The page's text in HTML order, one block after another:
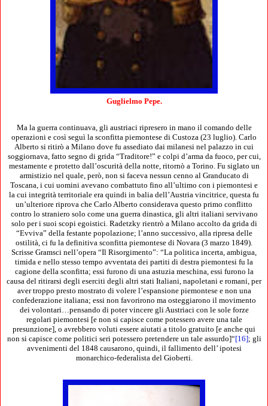
Guglielmo Pepe.
Ma la guerra continuava, gli austriaci ripresero in mano il comando delle
operazioni e così seguì la sconfitta piemontese di Custoza (23 luglio). Carlo
Alberto si ritirò a Milano dove fu assediato dai milanesi nel palazzo in cui
soggiornava, fatto segno di grida “Traditore!” e colpi d’arma da fuoco, per cui,
mestamente e protetto dall’oscurità della notte, ritornò a Torino. Fu siglato un
armistizio nel quale, però, non si faceva nessun cenno al Granducato di
Toscana, i cui uomini avevano combattuto fino all’ultimo con i piemontesi e
la cui integrità territoriale era quindi in balia dell’Austria vincitrice, questa fu
un’ulteriore riprova che Carlo Alberto considerava questo primo conflitto
contro lo straniero solo come una guerra dinastica, gli altri italiani servivano
solo per i suoi scopi egoistici. Radetzky rientrò a Milano accolto da grida di
“Evviva” della festante popolazione; l’anno successivo, alla ripresa delle
ostilità, ci fu la definitiva sconfitta piemontese di Novara (3 marzo 1849).
Scrisse Gramsci nell’opera “Il Risorgimento”: “La politica incerta, ambigua,
timida e nello stesso tempo avventata dei partiti di destra piemontesi fu la
cagione della sconfitta; essi furono di una astuzia meschina, essi furono la
causa del ritirarsi degli eserciti degli altri stati Italiani, napoletani e romani, per
aver troppo presto mostrato di volere l’espansione piemontese e non una
confederazione italiana; essi non favorirono ma osteggiarono il movimento
dei volontari…pensando di poter vincere gli Austriaci con le sole forze
regolari piemontesi [e non si capisce come potessero avere una tale
presunzione], o avrebbero voluti essere aiutati a titolo gratuito [e anche qui
non si capisce come politici seri potessero pretendere un tale assurdo]“[16]; gli
avvenimenti del 1848 causarono, quindi, il fallimento dell’ ipotesi
monarchico-federalista del Gioberti.